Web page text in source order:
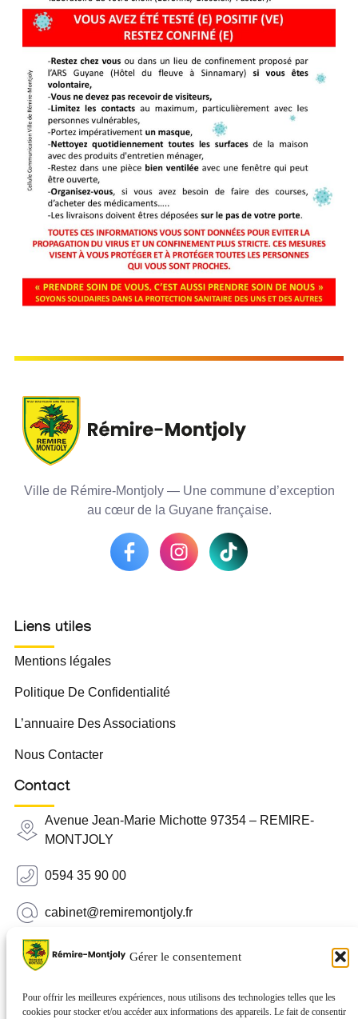
Gérer le consentement
Pour offrir les meilleures expériences, nous utilisons des technologies telles que les
cookies pour stocker et/ou accéder aux informations des appareils. Le fait de consentir
Ville de Rémire-Montjoly — Une commune d’exception
au cœur de la Guyane française.
Liens utiles
Mentions légales
Politique De Confidentialité
L’annuaire Des Associations
Nous Contacter
Contact
Avenue Jean-Marie Michotte 97354 – REMIRE-
MONTJOLY
0594 35 90 00
cabinet@remiremontjoly.fr
Newsletter
nouvelles de votre commune.